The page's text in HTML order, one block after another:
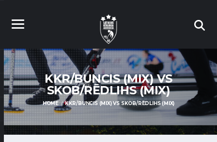
KKR/BUNCIS (MIX) VS
SKOB/RĒDLIHS (MIX)
HOME KKR/BUNCIS (MIX) VS SKOB/RĒDLIHS (MIX)